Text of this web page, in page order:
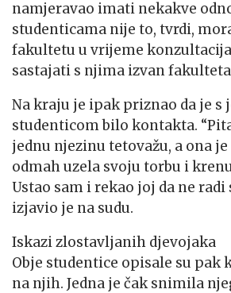
namjeravao imati nekakve
studenticama nije to, tvrdi,
fakultetu u vrijeme
sastajati s njima izvan
Na kraju je ipak priznao da je s
studenticom bilo kontakta.
jednu njezinu tetovažu, a ona
odmah uzela svoju torbu i
Ustao sam i rekao joj da ne radi
izjavio je na sudu.
Iskazi zlostavljanih djevojaka
Obje studentice opisale su pak
na njih. Jedna je čak snimila